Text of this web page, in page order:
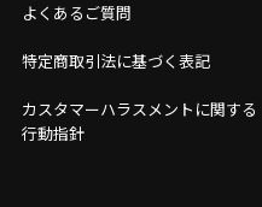
よくあるご質問
特定商取引法に基づく表記
カスタマーハラスメントに関する
行動指針